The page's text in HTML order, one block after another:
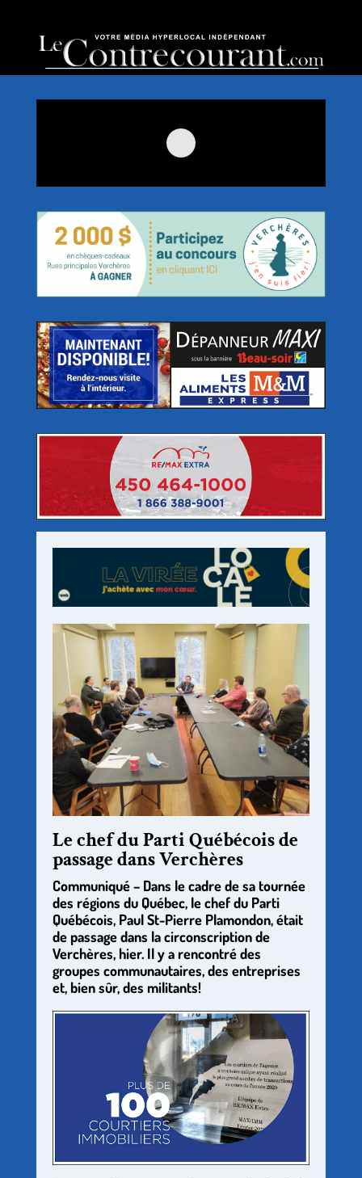
Le chef du Parti Québécois de
passage dans Verchères
Communiqué – Dans le cadre de sa tournée
des régions du Québec, le chef du Parti
Québécois, Paul St-Pierre Plamondon, était
de passage dans la circonscription de
Verchères, hier. Il y a rencontré des
groupes communautaires, des entreprises
et, bien sûr, des militants!